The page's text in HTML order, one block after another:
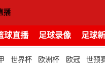
球直播 足球录像 足球
世界杯 欧洲杯 欧冠 世预